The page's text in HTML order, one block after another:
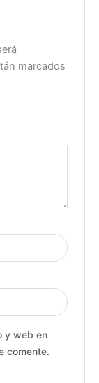
marcados
y web en
comente.